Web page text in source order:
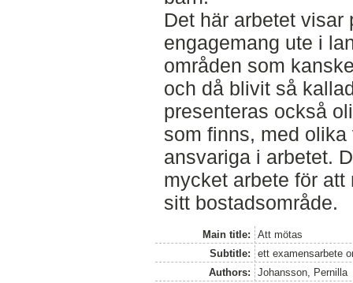
Det här arbetet visar
engagemang ute i
områden som
och då blivit så
presenteras också
som finns, med
ansvariga i arbetet.
mycket arbete för
sitt bostadsområde.
Main title:
Att mötas
Subtitle:
ett examensarbete
Authors:
Johansson, Pernilla